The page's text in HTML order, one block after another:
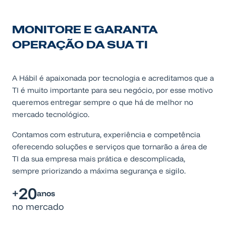
MONITORE E GARANTA
OPERAÇÃO DA SUA TI
A Hábil é apaixonada por tecnologia e acreditamos que a
TI é muito importante para seu negócio, por esse motivo
queremos entregar sempre o que há de melhor no
mercado tecnológico.
Contamos com estrutura, experiência e competência
oferecendo soluções e serviços que tornarão a área de
TI da sua empresa mais prática e descomplicada,
sempre priorizando a máxima segurança e sigilo.
+20anos
no mercado